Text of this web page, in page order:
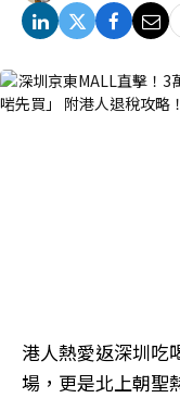
港人熱愛返深圳吃
場，更是北上朝聖